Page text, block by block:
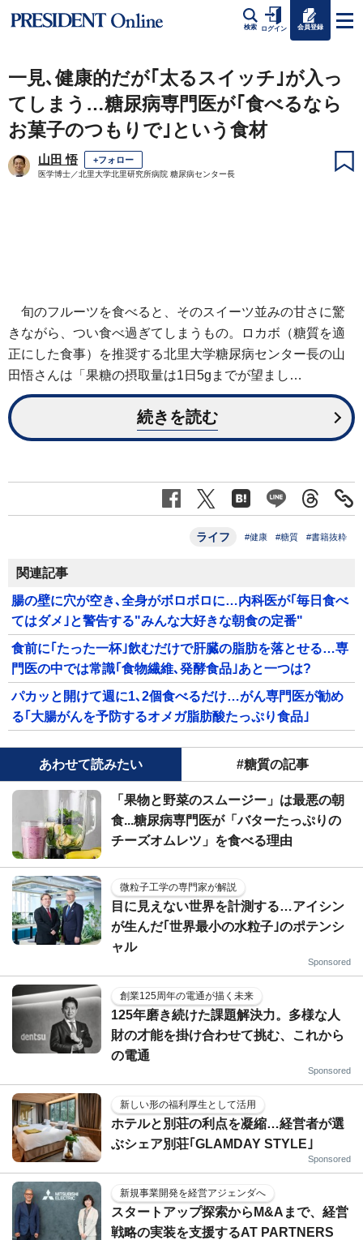
検索 ログイン 会員登録
一見､健康的だが｢太るスイッチ｣が入っ
てしまう…糖尿病専門医が｢食べるなら
お菓子のつもりで｣という食材
山田 悟 +フォロー
医学博士／北里大学北里研究所病院 糖尿病センター長
旬のフルーツを食べると、そのスイーツ並みの甘さに驚
きながら、つい食べ過ぎてしまうもの。ロカボ（糖質を適
正にした食事）を推奨する北里大学糖尿病センター長の山
田悟さんは「果糖の摂取量は1日5gまでが望まし…
続きを読む
ライフ #健康 #糖質 #書籍抜粋
関連記事
腸の壁に穴が空き､全身がボロボロに…内科医が｢毎日食べ
てはダメ｣と警告する"みんな大好きな朝食の定番"
食前に｢たった一杯｣飲むだけで肝臓の脂肪を落とせる…専
門医の中では常識｢食物繊維､発酵食品｣あと一つは?
パカッと開けて週に1､2個食べるだけ…がん専門医が勧め
る｢大腸がんを予防するオメガ脂肪酸たっぷり食品｣
あわせて読みたい #糖質の記事
「果物と野菜のスムージー」は最悪の朝
食...糖尿病専門医が「バターたっぷりの
チーズオムレツ」を食べる理由
微粒子工学の専門家が解説
目に見えない世界を計測する…アイシン
が生んだ｢世界最小の水粒子｣のポテンシ
ャル
Sponsored
創業125周年の電通が描く未来
125年磨き続けた課題解決力。多様な人
財の才能を掛け合わせて挑む、これから
の電通
Sponsored
新しい形の福利厚生として活用
ホテルと別荘の利点を凝縮…経営者が選
ぶシェア別荘｢GLAMDAY STYLE｣
Sponsored
新規事業開発を経営アジェンダへ
スタートアップ探索からM&Aまで、経営
戦略の実装を支援するAT PARTNERS